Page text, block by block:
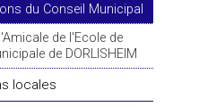
du Conseil Municipal
de l'Ecole de
de DORLISHEIM
locales